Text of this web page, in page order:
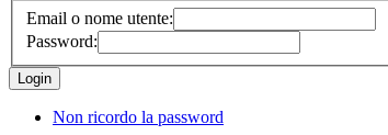
Email o nome utente:
Password:
Non ricordo la password